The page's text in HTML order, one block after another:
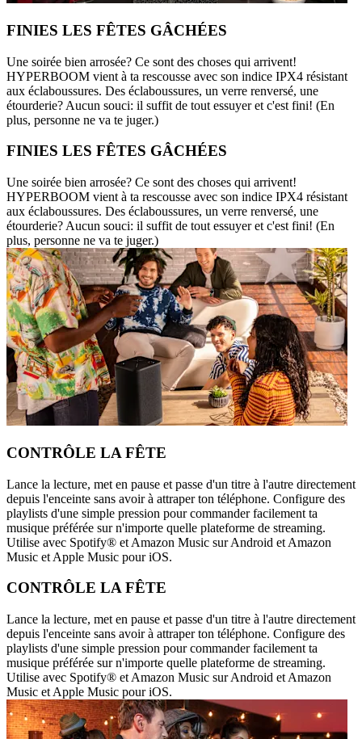
FINIES LES FÊTES GÂCHÉES
Une soirée bien arrosée? Ce sont des choses qui arrivent!
HYPERBOOM vient à ta rescousse avec son indice IPX4 résistant
aux éclaboussures. Des éclaboussures, un verre renversé, une
étourderie? Aucun souci: il suffit de tout essuyer et c'est fini! (En
plus, personne ne va te juger.)
FINIES LES FÊTES GÂCHÉES
Une soirée bien arrosée? Ce sont des choses qui arrivent!
HYPERBOOM vient à ta rescousse avec son indice IPX4 résistant
aux éclaboussures. Des éclaboussures, un verre renversé, une
étourderie? Aucun souci: il suffit de tout essuyer et c'est fini! (En
plus, personne ne va te juger.)
CONTRÔLE LA FÊTE
Lance la lecture, met en pause et passe d'un titre à l'autre directement
depuis l'enceinte sans avoir à attraper ton téléphone. Configure des
playlists d'une simple pression pour commander facilement ta
musique préférée sur n'importe quelle plateforme de streaming.
Utilise avec Spotify® et Amazon Music sur Android et Amazon
Music et Apple Music pour iOS.
CONTRÔLE LA FÊTE
Lance la lecture, met en pause et passe d'un titre à l'autre directement
depuis l'enceinte sans avoir à attraper ton téléphone. Configure des
playlists d'une simple pression pour commander facilement ta
musique préférée sur n'importe quelle plateforme de streaming.
Utilise avec Spotify® et Amazon Music sur Android et Amazon
Music et Apple Music pour iOS.